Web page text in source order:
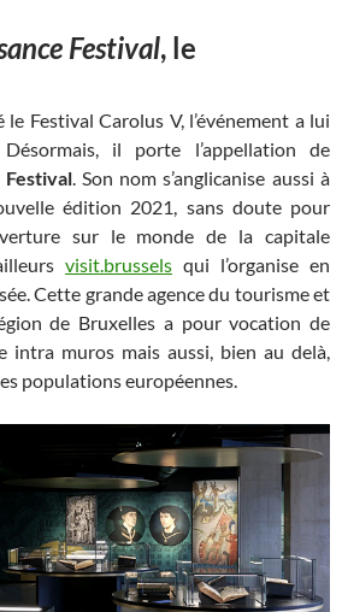
Festival, le
Festival Carolus V, l’événement a lui
il porte l’appellation de
Festival. Son nom s’anglicanise aussi à
édition 2021, sans doute pour
sur le monde de la capitale
visit.brussels qui l’organise en
Cette grande agence du tourisme et
de Bruxelles a pour vocation de
intra muros mais aussi, bien au delà,
populations européennes.